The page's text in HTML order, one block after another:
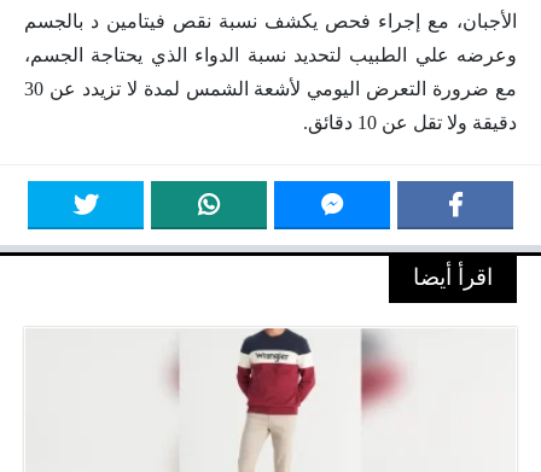
الأجبان، مع إجراء فحص يكشف نسبة نقص فيتامين د بالجسم
وعرضه علي الطبيب لتحديد نسبة الدواء الذي يحتاجة الجسم،
مع ضرورة التعرض اليومي لأشعة الشمس لمدة لا تزيدد عن 30
دقيقة ولا تقل عن 10 دقائق.
اقرأ أيضا